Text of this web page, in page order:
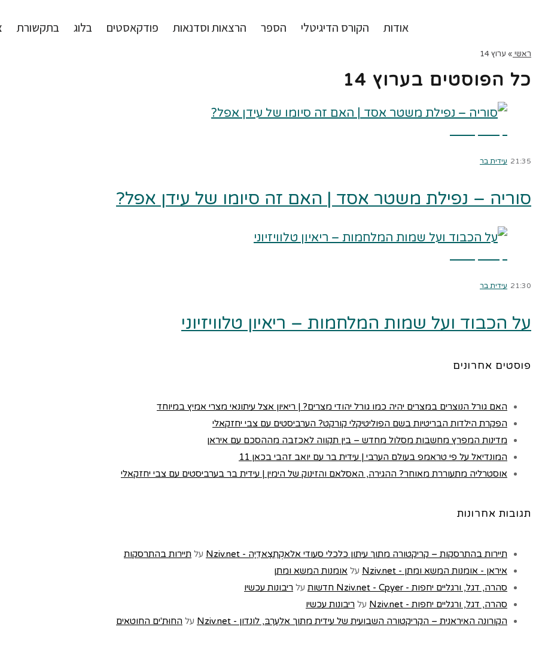
אודות הקורס הדיגיטלי הספר הרצאות וסדנאות פודקאסטים בלוג בתקשורת
ראשי » ערוץ 14
כל הפוסטים בערוץ 14
21:35 עידית בר
סוריה – נפילת משטר אסד | האם זה סיומו של עידן אפל?
21:30 עידית בר
על הכבוד ועל שמות המלחמות – ריאיון טלוויזיוני
פוסטים אחרונים
האם גורל הנוצרים במצרים יהיה כמו גורל יהודי מצרים? | ריאיון אצל עיתונאי מצרי אמיץ במיוחד
הפקרת הילדות הבריטיות בשם הפוליטיקלי קורקט? הערביסטים עם צבי יחזקאלי
מדינות המפרץ מחשבות מסלול מחדש – בין תקווה לאכזבה מההסכם עם איראן
המונדיאל על פי טראמפ בעולם הערבי | עידית בר עם יואב זהבי בכאן 11
אוסטרליה מתעוררת מאוחר? ההגירה, האסלאם והזינוק של הימין | עידית בר בערביסטים עם צבי יחזקאלי
תגובות אחרונות
תיירות בהתרסקות – קריקטורה מתוך עיתון כלכלי סעודי אלאקְתִצַאדִיַה - Nziv.net על תיירות בהתרסקות
איראן - אומנות המשא ומתן - Nziv.net
על אומנות המשא ומתן
סהרה, דגל, ורגליים יחפות - Nziv.net - Cpyer חדשות
על ריבונות עכשיו
סהרה, דגל, ורגליים יחפות - Nziv.net
על ריבונות עכשיו
הקורונה האיראנית – הקריקטורה השבועית של עידית מתוך אלעַרַבּ, לונדון - Nziv.net
על החוּת'ים החוטאים